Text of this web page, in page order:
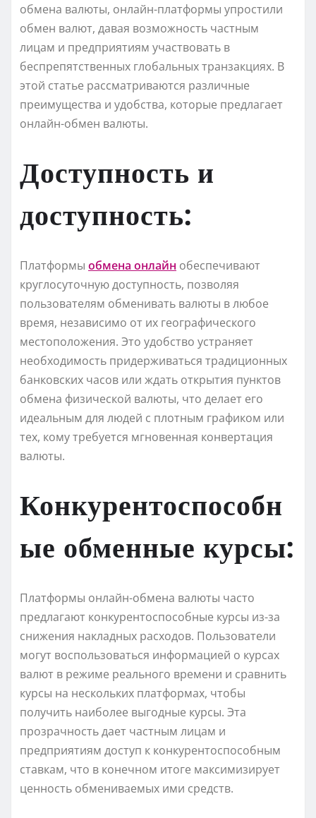
обмена валюты, онлайн-платформы упростили
обмен валют, давая возможность частным
лицам и предприятиям участвовать в
беспрепятственных глобальных транзакциях. В
этой статье рассматриваются различные
преимущества и удобства, которые предлагает
онлайн-обмен валюты.
Доступность и
доступность:
Платформы обмена онлайн обеспечивают
круглосуточную доступность, позволяя
пользователям обменивать валюты в любое
время, независимо от их географического
местоположения. Это удобство устраняет
необходимость придерживаться традиционных
банковских часов или ждать открытия пунктов
обмена физической валюты, что делает его
идеальным для людей с плотным графиком или
тех, кому требуется мгновенная конвертация
валюты.
Конкурентоспособн
ые обменные курсы:
Платформы онлайн-обмена валюты часто
предлагают конкурентоспособные курсы из-за
снижения накладных расходов. Пользователи
могут воспользоваться информацией о курсах
валют в режиме реального времени и сравнить
курсы на нескольких платформах, чтобы
получить наиболее выгодные курсы. Эта
прозрачность дает частным лицам и
предприятиям доступ к конкурентоспособным
ставкам, что в конечном итоге максимизирует
ценность обмениваемых ими средств.